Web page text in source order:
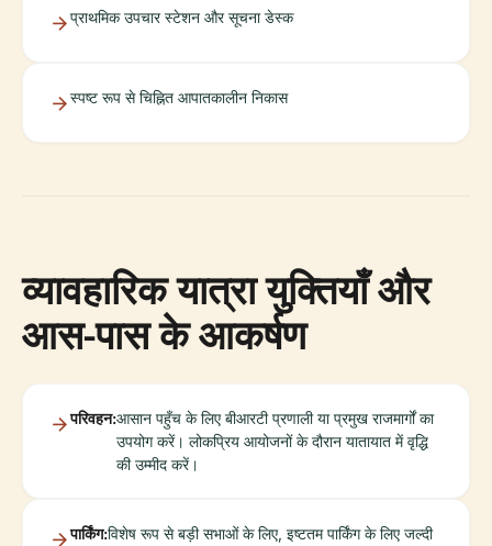
प्राथमिक उपचार स्टेशन और सूचना डेस्क
स्पष्ट रूप से चिह्नित आपातकालीन निकास
व्यावहारिक यात्रा युक्तियाँ और
आस-पास के आकर्षण
परिवहन:आसान पहुँच के लिए बीआरटी प्रणाली या प्रमुख राजमार्गों का
उपयोग करें। लोकप्रिय आयोजनों के दौरान यातायात में वृद्धि
की उम्मीद करें।
पार्किंग:विशेष रूप से बड़ी सभाओं के लिए, इष्टतम पार्किंग के लिए जल्दी